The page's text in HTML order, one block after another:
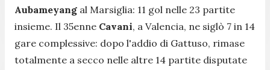
Aubameyang al Marsiglia: 11 gol nelle 23 partite
insieme. Il 35enne Cavani, a Valencia, ne siglò 7 in 14
gare complessive: dopo l'addio di Gattuso, rimase
totalmente a secco nelle altre 14 partite disputate